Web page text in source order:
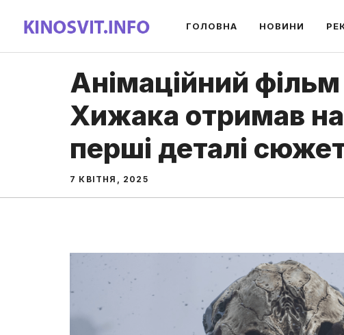
вмісту
ГОЛОВНА НОВИНИ
Анімаційний
Хижака отримав
перші деталі
7 КВІТНЯ, 2025